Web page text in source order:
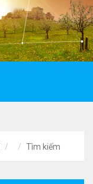
Tìm kiếm